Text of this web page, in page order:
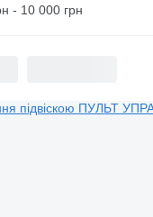
- 10 000 грн